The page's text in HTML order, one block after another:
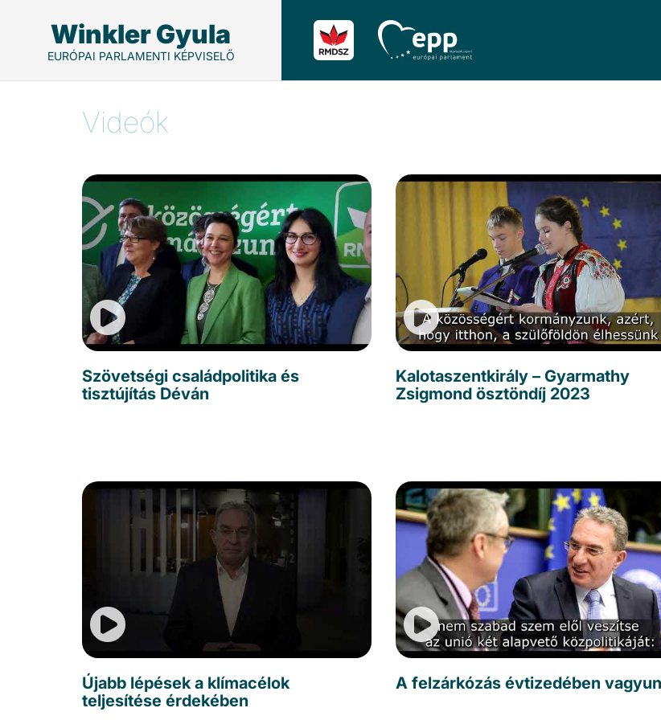
Winkler Gyula
EURÓPAI PARLAMENTI KÉPVISELŐ
Videók
Szövetségi családpolitika és
tisztújítás Déván
Kalotaszentkirály – Gyarmathy
Zsigmond ösztöndíj 2023
Újabb lépések a klímacélok
teljesítése érdekében
A felzárkózás évtizedében